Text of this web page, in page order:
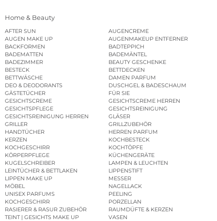
Home & Beauty
AFTER SUN
AUGENCREME
AUGEN MAKE UP
AUGENMAKEUP ENTFERNER
BACKFORMEN
BADTEPPICH
BADEMATTEN
BADEMÄNTEL
BADEZIMMER
BEAUTY GESCHENKE
BESTECK
BETTDECKEN
BETTWÄSCHE
DAMEN PARFUM
DEO & DEODORANTS
DUSCHGEL & BADESCHAUM
GÄSTETÜCHER
FÜR SIE
GESICHTSCREME
GESICHTSCREME HERREN
GESICHTSPFLEGE
GESICHTSREINIGUNG
GESICHTSREINIGUNG HERREN
GLÄSER
GRILLER
GRILLZUBEHÖR
HANDTÜCHER
HERREN PARFUM
KERZEN
KOCHBESTECK
KOCHGESCHIRR
KOCHTÖPFE
KÖRPERPFLEGE
KÜCHENGERÄTE
KUGELSCHREIBER
LAMPEN & LEUCHTEN
LEINTÜCHER & BETTLAKEN
LIPPENSTIFT
LIPPEN MAKE UP
MESSER
MÖBEL
NAGELLACK
UNISEX PARFUMS
PEELING
KOCHGESCHIRR
PORZELLAN
RASIERER & RASUR ZUBEHÖR
RAUMDÜFTE & KERZEN
TEINT | GESICHTS MAKE UP
VASEN